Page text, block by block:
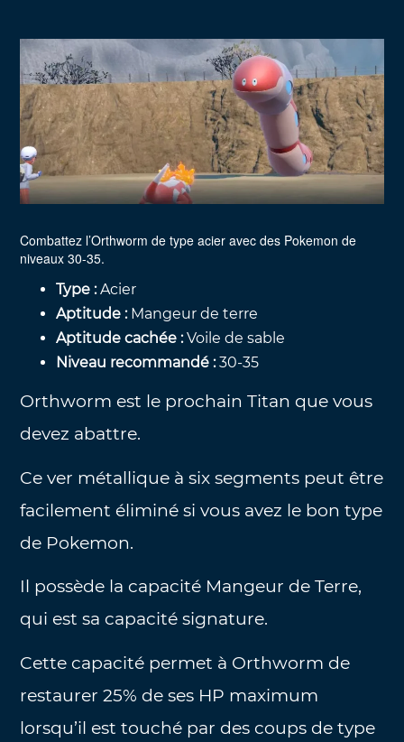
Combattez l’Orthworm de type acier avec des Pokemon de
niveaux 30-35.
Type :Acier
Aptitude :Mangeur de terre
Aptitude cachée :Voile de sable
Niveau recommandé :30-35
Orthworm est le prochain Titan que vous
devez abattre.
Ce ver métallique à six segments peut être
facilement éliminé si vous avez le bon type
de Pokemon.
Il possède la capacité Mangeur de Terre,
qui est sa capacité signature.
Cette capacité permet à Orthworm de
restaurer 25% de ses HP maximum
lorsqu’il est touché par des coups de type